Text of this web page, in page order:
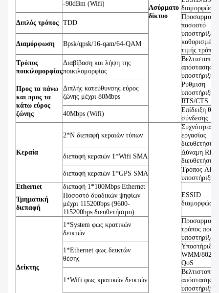
Ασύρματο
δίκτυο
-90dBm (Wifi)
Διπλός τρόπος TDD
ποσοστό
τιμής τρόποι
Διαμόρφωση Bpsk/qpsk/16-qam/64-QAM
Τρόπος
ποικιλομορφίας
Διαβίβαση και λήψη της
ποικιλομορφίας
απόστασης
υποστήριξης
Προς τα πάνω
και προς τα
κάτω εύρος
ζώνης
Διπλής κατεύθυνσης εύρος
ζώνης μέχρι 80Mbps
Ρύθμιση
υποστήριξης
RTS/CTS
40Mbps (Wifi)
Επίδειξη
σύνδεσης
Κεραία
2*N διεπαφή κεραιών τύπων
Συχνότητα
εργασίας
διευθετήσιμη
διεπαφή κεραιών 1*Wifi SMA
Δύναμη RF
διευθετήσιμη
διεπαφή κεραιών 1*GPS SMA
Τρόπος AP
υποστήριξης
Ethernet
διεπαφή 1*100Mbps Ethernet
ESSID
Τμηματική
διεπαφή
Ποσοστό δυαδικών ψηφίων
μέχρι 115200bps (9600-
115200bps διευθετήσιμο)
Δείκτης
1*System φως κρατικών
δεικτών
τρόπος
1*Ethernet φως δεικτών
θέσης
Υποστήριξη
WMM/
QoS
1*Wifi φως κρατικών δεικτών
απόστασης
υποστήριξης